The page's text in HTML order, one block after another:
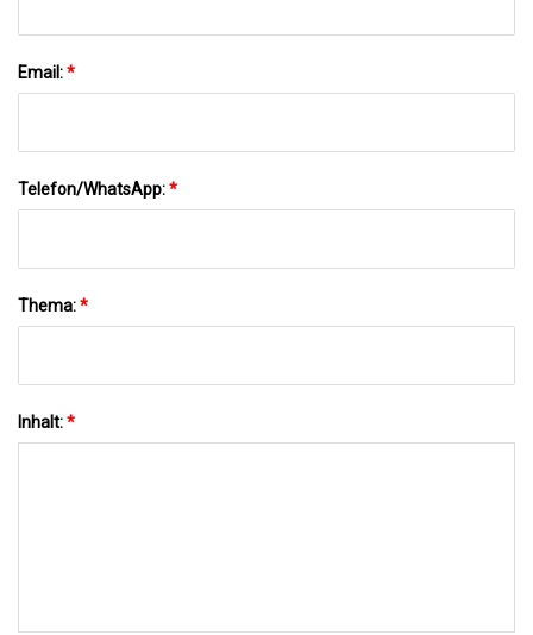
Email:*
Telefon/WhatsApp:*
Thema:*
Inhalt:*